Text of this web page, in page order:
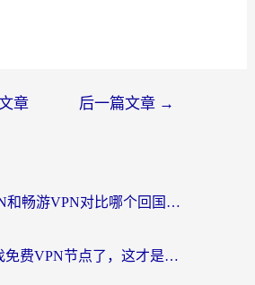
章 后一篇文章 →
ChickCN VPN和畅游VPN对比哪个回国效果更好？海外党必看的回国加速器选择指南
别再苦苦寻找免费VPN节点了，这才是海外访问国内资源的正确姿势